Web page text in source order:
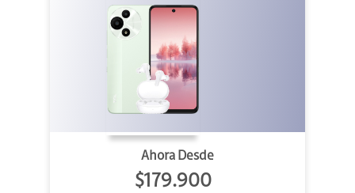
Ahora Desde
$179.900